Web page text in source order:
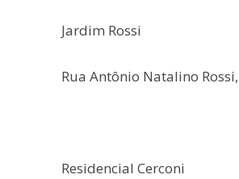
Jardim Rossi
Rua Antônio Natalino
Residencial Cerconi